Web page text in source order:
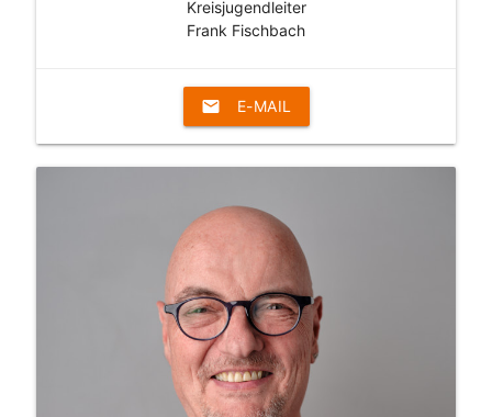
Kreisjugendleiter
Frank Fischbach
email E-MAIL